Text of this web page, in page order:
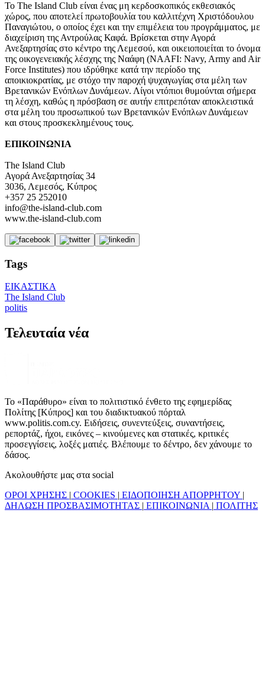
Το The Island Club είναι ένας μη κερδοσκοπικός εκθεσιακός
χώρος, που αποτελεί πρωτοβουλία του καλλιτέχνη Χριστόδουλου
Παναγιώτου, ο οποίος έχει και την επιμέλεια του προγράμματος, με
διαχείριση της Αντρούλας Καφά. Βρίσκεται στην Αγορά
Ανεξαρτησίας στο κέντρο της Λεμεσού, και οικειοποιείται το όνομα
της οικογενειακής λέσχης της Ναάφη (NAAFI: Navy, Army and Air
Force Institutes) που ιδρύθηκε κατά την περίοδο της
αποικιοκρατίας, με στόχο την παροχή ψυχαγωγίας στα μέλη των
Βρετανικών Ενόπλων Δυνάμεων. Λίγοι ντόπιοι θυμούνται σήμερα
τη λέσχη, καθώς η πρόσβαση σε αυτήν επιτρεπόταν αποκλειστικά
στα μέλη του προσωπικού των Βρετανικών Ενόπλων Δυνάμεων
και στους προσκεκλημένους τους.
EΠΙΚΟΙΝΩΝΙΑ
The Island Club
Αγορά Ανεξαρτησίας 34
3036, Λεμεσός, Κύπρος
+357 25 252010
info@the-island-club.com
www.the-island-club.com
Tags
ΕΙΚΑΣΤΙΚΑ
The Island Club
politis
Τελευταία νέα
Το «Παράθυρο» είναι το πολιτιστικό ένθετο της εφημερίδας
Πολίτης [Κύπρος] και του διαδικτυακού πόρταλ
www.politis.com.cy. Ειδήσεις, συνεντεύξεις, συναντήσεις,
ρεπορτάζ, ήχοι, εικόνες – κινούμενες και στατικές, κριτικές
προσεγγίσεις, λοξές ματιές. Βλέπουμε το δέντρο, δεν χάνουμε το
δάσος.
Ακολουθήστε μας στα social
ΟΡΟΙ ΧΡΗΣΗΣ | COOKIES | ΕΙΔΟΠΟΙΗΣΗ ΑΠΟΡΡΗΤΟΥ |
ΔΗΛΩΣΗ ΠΡΟΣΒΑΣΙΜΟΤΗΤΑΣ | ΕΠΙΚΟΙΝΩΝΙΑ | ΠΟΛΙΤΗΣ